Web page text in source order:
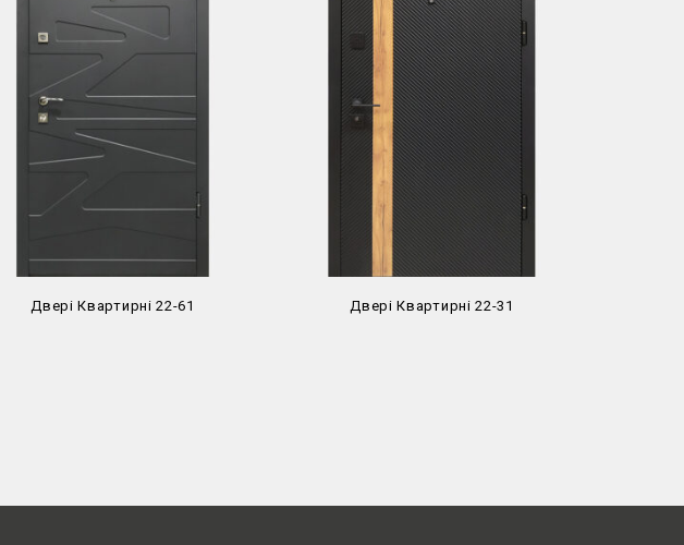
Двері Квартирні 22-61 Двері Квартирні 22-31